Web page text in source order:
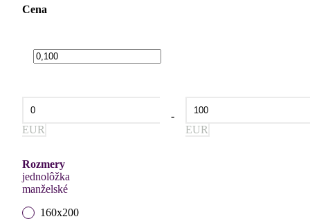
Cena
EUR
-
EUR
Rozmery
jednolôžka
manželské
160x200